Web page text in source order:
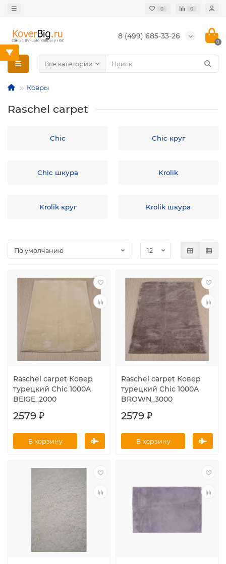
0 0
8 (499) 685-33-26
0
Все категории
Ковры
Raschel carpet
Chic Chic круг
Chic шкура Krolik
Krolik круг Krolik шкура
Raschel carpet Ковер
турецкий Chic 1000A
BEIGE_2000
2579 ₽
В корзину
Raschel carpet Ковер
турецкий Chic 1000A
BROWN_3000
2579 ₽
В корзину